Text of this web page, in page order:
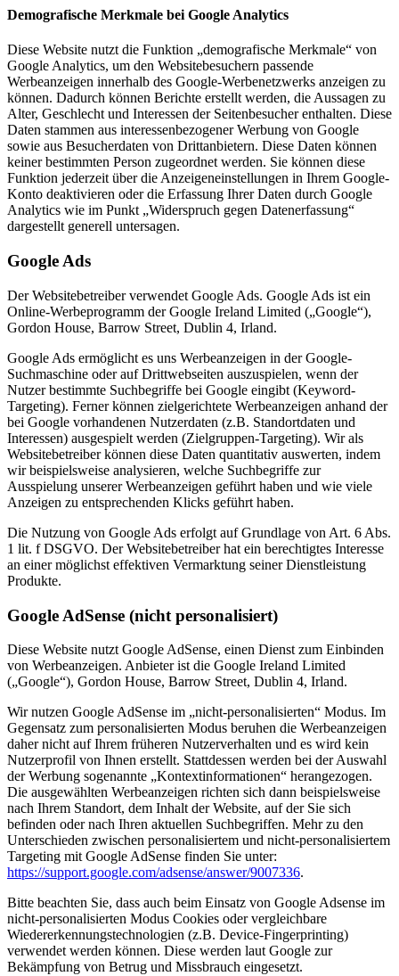
Demografische Merkmale bei Google Analytics
Diese Website nutzt die Funktion „demografische Merkmale“ von
Google Analytics, um den Websitebesuchern passende
Werbeanzeigen innerhalb des Google-Werbenetzwerks anzeigen zu
können. Dadurch können Berichte erstellt werden, die Aussagen zu
Alter, Geschlecht und Interessen der Seitenbesucher enthalten. Diese
Daten stammen aus interessenbezogener Werbung von Google
sowie aus Besucherdaten von Drittanbietern. Diese Daten können
keiner bestimmten Person zugeordnet werden. Sie können diese
Funktion jederzeit über die Anzeigeneinstellungen in Ihrem Google-
Konto deaktivieren oder die Erfassung Ihrer Daten durch Google
Analytics wie im Punkt „Widerspruch gegen Datenerfassung“
dargestellt generell untersagen.
Google Ads
Der Websitebetreiber verwendet Google Ads. Google Ads ist ein
Online-Werbeprogramm der Google Ireland Limited („Google“),
Gordon House, Barrow Street, Dublin 4, Irland.
Google Ads ermöglicht es uns Werbeanzeigen in der Google-
Suchmaschine oder auf Drittwebseiten auszuspielen, wenn der
Nutzer bestimmte Suchbegriffe bei Google eingibt (Keyword-
Targeting). Ferner können zielgerichtete Werbeanzeigen anhand der
bei Google vorhandenen Nutzerdaten (z.B. Standortdaten und
Interessen) ausgespielt werden (Zielgruppen-Targeting). Wir als
Websitebetreiber können diese Daten quantitativ auswerten, indem
wir beispielsweise analysieren, welche Suchbegriffe zur
Ausspielung unserer Werbeanzeigen geführt haben und wie viele
Anzeigen zu entsprechenden Klicks geführt haben.
Die Nutzung von Google Ads erfolgt auf Grundlage von Art. 6 Abs.
1 lit. f DSGVO. Der Websitebetreiber hat ein berechtigtes Interesse
an einer möglichst effektiven Vermarktung seiner Dienstleistung
Produkte.
Google AdSense (nicht personalisiert)
Diese Website nutzt Google AdSense, einen Dienst zum Einbinden
von Werbeanzeigen. Anbieter ist die Google Ireland Limited
(„Google“), Gordon House, Barrow Street, Dublin 4, Irland.
Wir nutzen Google AdSense im „nicht-personalisierten“ Modus. Im
Gegensatz zum personalisierten Modus beruhen die Werbeanzeigen
daher nicht auf Ihrem früheren Nutzerverhalten und es wird kein
Nutzerprofil von Ihnen erstellt. Stattdessen werden bei der Auswahl
der Werbung sogenannte „Kontextinformationen“ herangezogen.
Die ausgewählten Werbeanzeigen richten sich dann beispielsweise
nach Ihrem Standort, dem Inhalt der Website, auf der Sie sich
befinden oder nach Ihren aktuellen Suchbegriffen. Mehr zu den
Unterschieden zwischen personalisiertem und nicht-personalisiertem
Targeting mit Google AdSense finden Sie unter:
https://support.google.com/adsense/answer/9007336.
Bitte beachten Sie, dass auch beim Einsatz von Google Adsense im
nicht-personalisierten Modus Cookies oder vergleichbare
Wiedererkennungstechnologien (z.B. Device-Fingerprinting)
verwendet werden können. Diese werden laut Google zur
Bekämpfung von Betrug und Missbrauch eingesetzt.